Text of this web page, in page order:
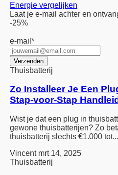
Energie vergelijken
Laat je e-mail achter en
-25%
e-mail *
Thuisbatterij
Zo Installeer Je Een
Stap-voor-Stap
Wist je dat een plug in
gewone thuisbatterijen? Zo
thuisbatterij slechts €1.000 tot...
Vincent mrt 14, 2025
Thuisbatterij